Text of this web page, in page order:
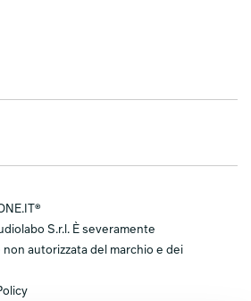
S.r.l. È severamente
autorizzata del marchio e dei